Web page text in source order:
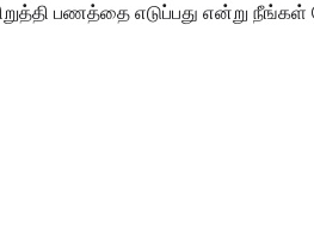
பணத்தை எடுப்பது என்று